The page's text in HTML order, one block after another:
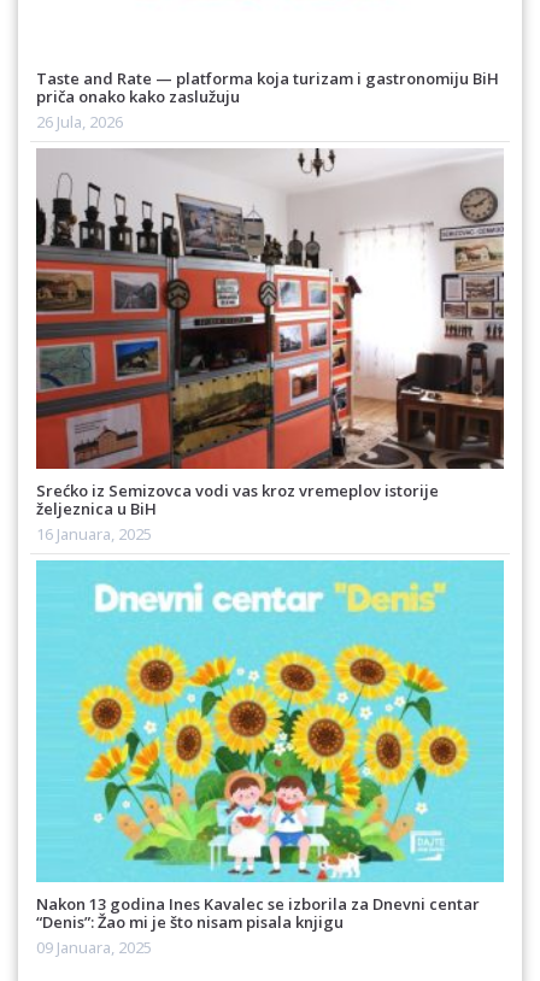
Taste and Rate — platforma koja turizam i gastronomiju BiH
priča onako kako zaslužuju
26 Jula, 2026
Srećko iz Semizovca vodi vas kroz vremeplov istorije
željeznica u BiH
16 Januara, 2025
Nakon 13 godina Ines Kavalec se izborila za Dnevni centar
“Denis”: Žao mi je što nisam pisala knjigu
09 Januara, 2025